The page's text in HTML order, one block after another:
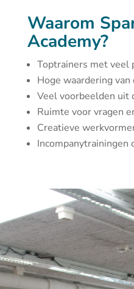
Waarom
Academy?
Toptrainers met veel
Hoge waardering
Veel voorbeelden uit
Ruimte voor vragen
Creatieve
Incompanytrainingen